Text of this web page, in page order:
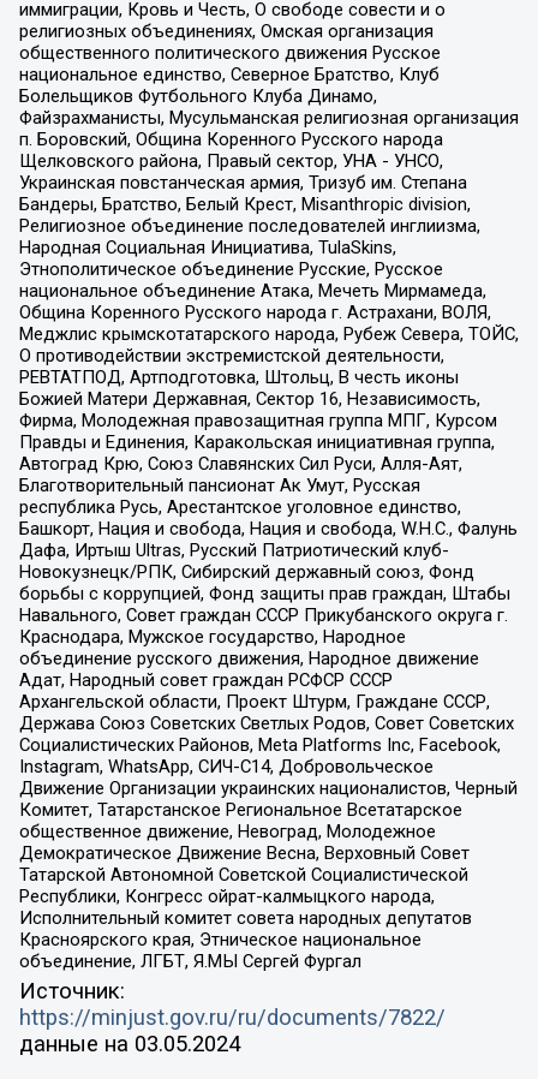
иммиграции, Кровь и Честь, О свободе совести и о
религиозных объединениях, Омская организация
общественного политического движения Русское
национальное единство, Северное Братство, Клуб
Болельщиков Футбольного Клуба Динамо,
Файзрахманисты, Мусульманская религиозная организация
п. Боровский, Община Коренного Русского народа
Щелковского района, Правый сектор, УНА - УНСО,
Украинская повстанческая армия, Тризуб им. Степана
Бандеры, Братство, Белый Крест, Misanthropic division,
Религиозное объединение последователей инглиизма,
Народная Социальная Инициатива, TulaSkins,
Этнополитическое объединение Русские, Русское
национальное объединение Атака, Мечеть Мирмамеда,
Община Коренного Русского народа г. Астрахани, ВОЛЯ,
Меджлис крымскотатарского народа, Рубеж Севера, ТОЙС,
О противодействии экстремистской деятельности,
РЕВТАТПОД, Артподготовка, Штольц, В честь иконы
Божией Матери Державная, Сектор 16, Независимость,
Фирма, Молодежная правозащитная группа МПГ, Курсом
Правды и Единения, Каракольская инициативная группа,
Автоград Крю, Союз Славянских Сил Руси, Алля-Аят,
Благотворительный пансионат Ак Умут, Русская
республика Русь, Арестантское уголовное единство,
Башкорт, Нация и свобода, Нация и свобода, W.H.С., Фалунь
Дафа, Иртыш Ultras, Русский Патриотический клуб-
Новокузнецк/РПК, Сибирский державный союз, Фонд
борьбы с коррупцией, Фонд защиты прав граждан, Штабы
Навального, Совет граждан СССР Прикубанского округа г.
Краснодара, Мужское государство, Народное
объединение русского движения, Народное движение
Адат, Народный совет граждан РСФСР СССР
Архангельской области, Проект Штурм, Граждане СССР,
Держава Союз Советских Светлых Родов, Совет Советских
Социалистических Районов, Meta Platforms Inc, Facebook,
Instagram, WhatsApp, СИЧ-С14, Добровольческое
Движение Организации украинских националистов, Черный
Комитет, Татарстанское Региональное Всетатарское
общественное движение, Невоград, Молодежное
Демократическое Движение Весна, Верховный Совет
Татарской Автономной Советской Социалистической
Республики, Конгресс ойрат-калмыцкого народа,
Исполнительный комитет совета народных депутатов
Красноярского края, Этническое национальное
объединение, ЛГБТ, Я.МЫ Сергей Фургал
Источник:
https://minjust.gov.ru/ru/documents/7822/
данные на 03.05.2024